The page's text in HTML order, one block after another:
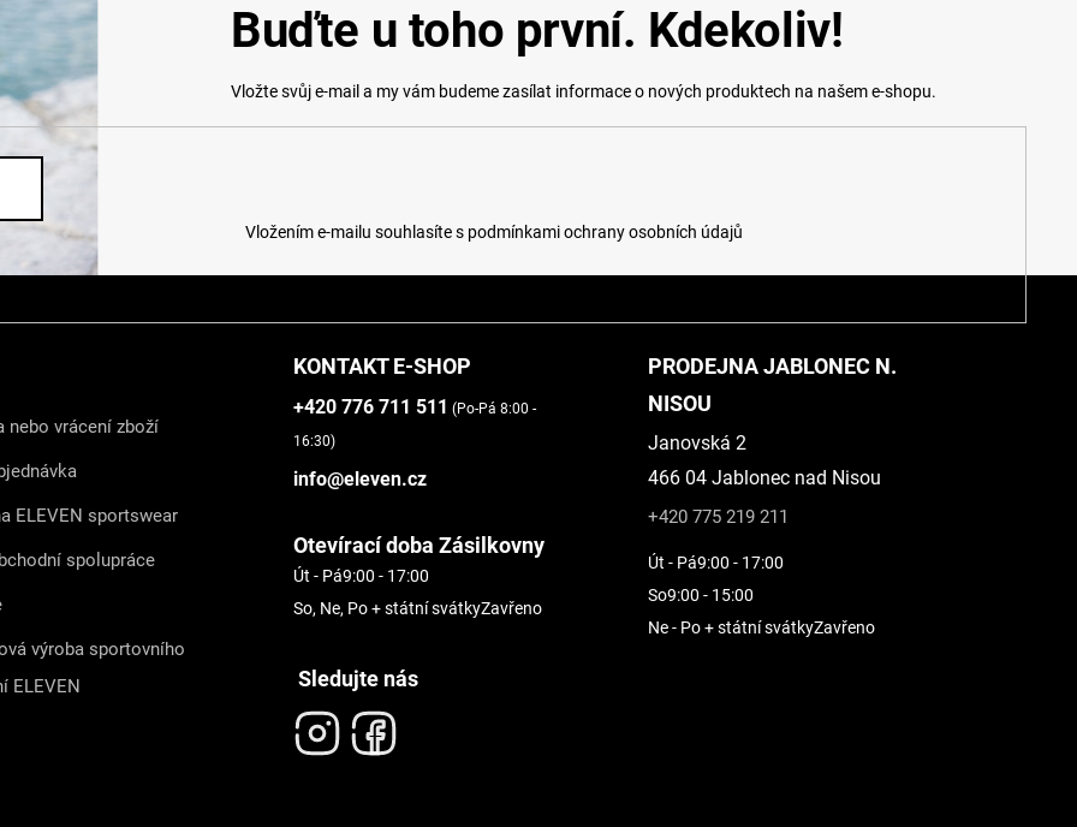
Buďte u toho první. Kdekoliv!
Vložte svůj e-mail a my vám budeme zasílat informace o nových produktech na našem e-shopu.
Vložením e-mailu souhlasíte s podmínkami ochrany osobních údajů
nebo vrácení zboží
ELEVEN sportswear
spolupráce
výroba sportovního
ELEVEN
KONTAKT E-SHOP
+420 776 711 511 (Po-Pá 8:00 -
16:30)
info@eleven.cz
Otevírací doba Zásilkovny
Út - Pá9:00 - 17:00
So, Ne, Po + státní svátkyZavřeno
Sledujte nás
PRODEJNA JABLONEC N.
NISOU
Janovská 2
466 04 Jablonec nad Nisou
+420 775 219 211
Út - Pá9:00 - 17:00
So9:00 - 15:00
Ne - Po + státní svátkyZavřeno